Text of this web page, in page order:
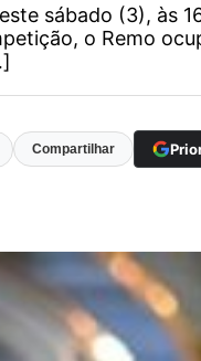
sábado (3), às
o Remo
Compartilhar